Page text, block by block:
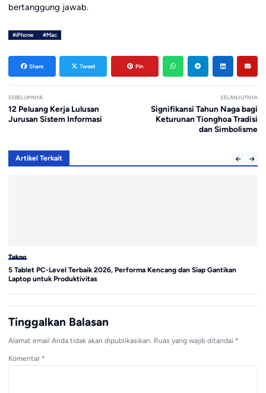
bertanggung jawab.
#iPhone #Mac
Share Tweet Pin
SEBELUMNYA
12 Peluang Kerja Lulusan
Jurusan Sistem Informasi
SELANJUTNYA
Signifikansi Tahun Naga bagi
Keturunan Tionghoa Tradisi
dan Simbolisme
Artikel Terkait
Tekno
5 Tablet PC-Level Terbaik 2026, Performa Kencang dan Siap Gantikan
Laptop untuk Produktivitas
Tinggalkan Balasan
Alamat email Anda tidak akan dipublikasikan. Ruas yang wajib ditandai *
Komentar *